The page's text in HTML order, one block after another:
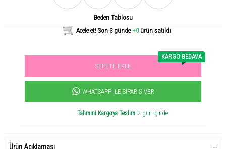
Beden Tablosu
Acele et! Son 3 günde+0 ürün satıldı
Sevilen ürün! 11.3B kişi favoriledi!
SEPETE EKLE
KARGO BEDAVA
WHATSAPP İLE SIPARIŞ VER
Tahmini Kargoya Teslim:2 gün içinde
Ürün Açıklaması